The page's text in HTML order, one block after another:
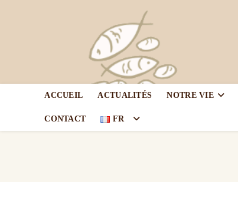
ACCUEIL ACTUALITÉS NOTRE VIE
CONTACT FR